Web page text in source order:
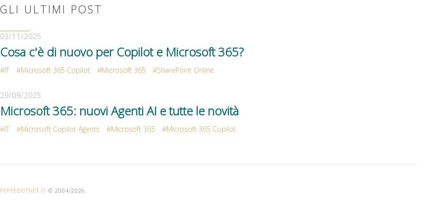
GLI ULTIMI POST
03/11/2025
Cosa c'è di nuovo per Copilot e Microsoft 365?
IT Microsoft 365 Copilot Microsoft 365 SharePoint Online
29/09/2025
Microsoft 365: nuovi Agenti AI e tutte le novità
IT Microsoft Copilot Agents Microsoft 365 Microsoft 365 Copilot
PEPPEDOTNET.IT © 2004/2026.